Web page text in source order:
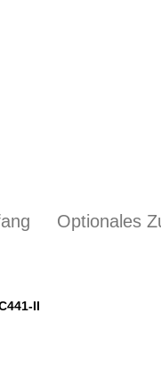
Optionales
II